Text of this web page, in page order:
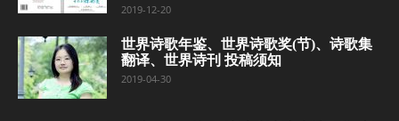
2019-12-20
世界诗歌年鉴、世界诗歌奖(节)、诗歌集
翻译、世界诗刊 投稿须知
2019-04-30